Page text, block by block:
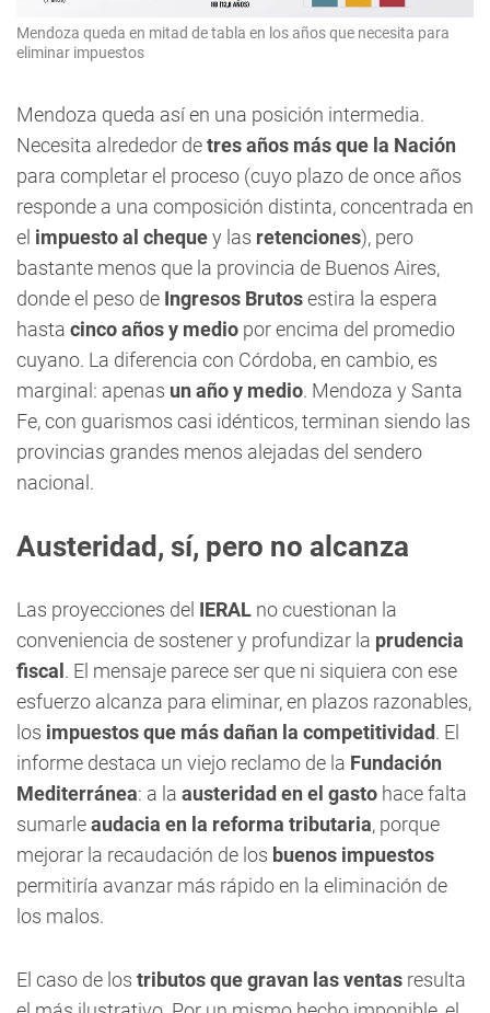
Mendoza queda en mitad de tabla en los años que necesita para
eliminar impuestos
Mendoza queda así en una posición intermedia.
Necesita alrededor detres años más que la Nación
para completar el proceso (cuyo plazo de once años
responde a una composición distinta, concentrada en
el impuesto al chequey las retenciones), pero
bastante menos que la provincia de Buenos Aires,
donde el peso de Ingresos Brutosestira la espera
hasta cinco años y medio por encima del promedio
cuyano. La diferencia con Córdoba, en cambio, es
marginal: apenas un año y medio. Mendoza y Santa
Fe, con guarismos casi idénticos, terminan siendo las
provincias grandes menos alejadas del sendero
nacional.
Austeridad, sí, pero no alcanza
Las proyecciones del IERAL no cuestionan la
conveniencia de sostener y profundizar la prudencia
fiscal. El mensaje parece ser que ni siquiera con ese
esfuerzo alcanza para eliminar, en plazos razonables,
los impuestos que más dañan la competitividad. El
informe destaca un viejo reclamo de la Fundación
Mediterránea: a la austeridad en el gasto hace falta
sumarleaudacia en la reforma tributaria, porque
mejorar la recaudación de los buenos impuestos
permitiría avanzar más rápido en la eliminación de
los malos.
El caso de los tributos que gravan las ventas resulta